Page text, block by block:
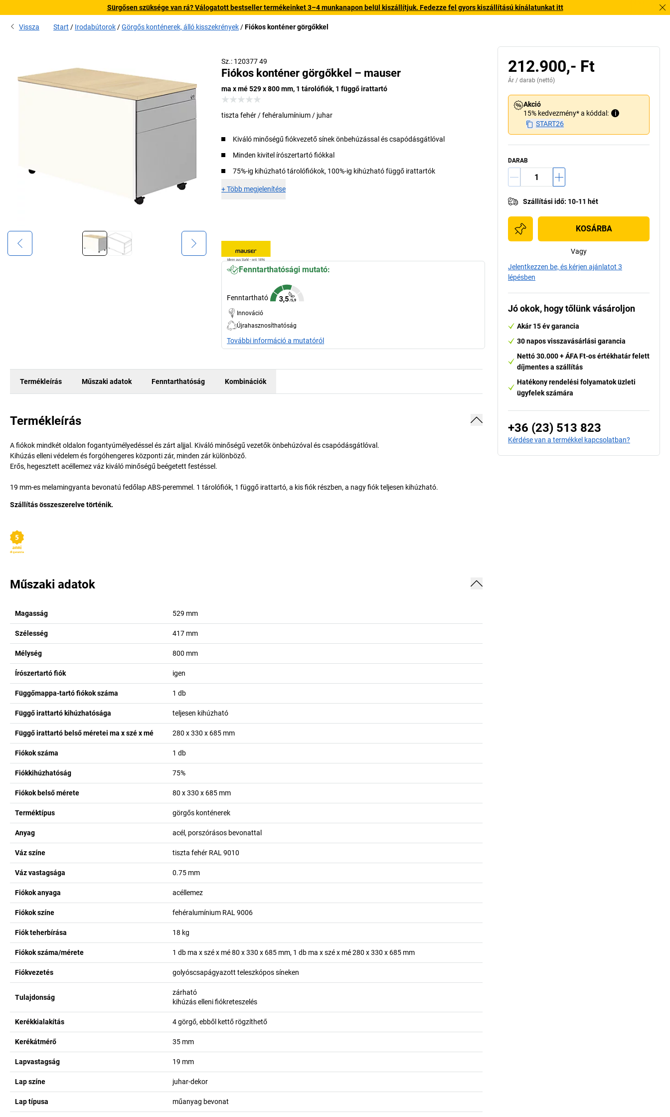
Sürgősen szüksége van rá? Válogatott bestseller termékeinket 3–4 munkanapon belül kiszállítjuk. Fedezze fel gyors kiszállítású kínálatunkat itt
Vissza Start Irodabútorok Görgős konténerek, álló kisszekrények Fiókos konténer görgőkkel
Sz.: 120377 49
Fiókos konténer görgőkkel – mauser
ma x mé 529 x 800 mm, 1 tárolófiók, 1 függő irattartó
tiszta fehér / fehéralumínium / juhar
Kiváló minőségű fiókvezető sínek önbehúzással és csapódásgátlóval
Minden kivitel írószertartó fiókkal
75%-ig kihúzható tárolófiókok, 100%-ig kihúzható függő irattartók
+Több megjelenítése
Fenntarthatósági mutató:
Fenntartható
Innováció
Újrahasznosíthatóság
További információ a mutatóról
Termékleírás Műszaki adatok Fenntarthatóság Kombinációk
Termékleírás
A fiókok mindkét oldalon fogantyúmélyedéssel és zárt aljjal. Kiváló minőségű vezetők önbehúzóval és csapódásgátlóval.
Kihúzás elleni védelem és forgóhengeres központi zár, minden zár különböző.
Erős, hegesztett acéllemez váz kiváló minőségű beégetett festéssel.
19 mm-es melamingyanta bevonatú fedőlap ABS-peremmel. 1 tárolófiók, 1 függő irattartó, a kis fiók részben, a nagy fiók teljesen kihúzható.
Szállítás összeszerelve történik.
Műszaki adatok
Magasság 529 mm
Szélesség 417 mm
Mélység 800 mm
Írószertartó fiók igen
Függőmappa-tartó fiókok száma 1 db
Függő irattartó kihúzhatósága teljesen kihúzható
Függő irattartó belső méretei ma x szé x mé 280 x 330 x 685 mm
Fiókok száma 1 db
Fiókkihúzhatóság 75%
Fiókok belső mérete 80 x 330 x 685 mm
Terméktípus görgős konténerek
Anyag acél, porszórásos bevonattal
Váz színe tiszta fehér RAL 9010
Váz vastagsága 0.75 mm
Fiókok anyaga acéllemez
Fiókok színe fehéralumínium RAL 9006
Fiók teherbírása 18 kg
Fiókok száma/mérete 1 db ma x szé x mé 80 x 330 x 685 mm, 1 db ma x szé x mé 280 x 330 x 685 mm
Fiókvezetés golyóscsapágyazott teleszkópos síneken
Tulajdonság
zárható
kihúzás elleni fiókreteszelés
Kerékkialakítás 4 görgő, ebből kettő rögzíthető
Kerékátmérő 35 mm
Lapvastagság 19 mm
Lap színe juhar-dekor
Lap típusa műanyag bevonat
212.900,- Ft
Ár / darab (nettó)
Akció
15% kedvezmény* a kóddal:
i
START26
DARAB
Szállítási idő: 10-11 hét
KOSÁRBA
Vagy
Jelentkezzen be, és kérjen ajánlatot 3
lépésben
Jó okok, hogy tőlünk vásároljon
Akár 15 év garancia
30 napos visszavásárlási garancia
Nettó 30.000 + ÁFA Ft-os értékhatár felett
díjmentes a szállítás
Hatékony rendelési folyamatok üzleti
ügyfelek számára
+36 (23) 513 823
Kérdése van a termékkel kapcsolatban?